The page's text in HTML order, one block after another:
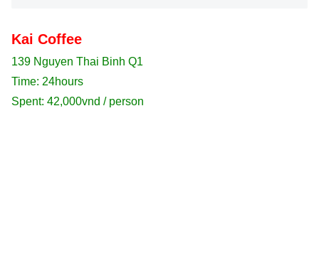
Kai Coffee
139 Nguyen Thai Binh Q1
Time: 24hours
Spent: 42,000vnd / person